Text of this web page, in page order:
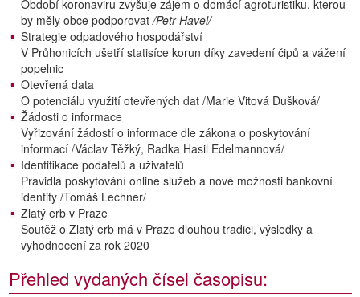
Období koronaviru zvyšuje zájem o domácí agroturistiku, kterou
by měly obce podporovat/Petr Havel/
Strategie odpadového hospodářství
V Průhonicích ušetří statisíce korun díky zavedení čipů a vážení
popelnic
Otevřená data
O potenciálu využití otevřených dat /Marie Vitová Dušková/
Žádosti o informace
Vyřizování žádostí o informace dle zákona o poskytování
informací /Václav Těžký, Radka Hasil Edelmannová/
Identifikace podatelů a uživatelů
Pravidla poskytování online služeb a nové možnosti bankovní
identity /Tomáš Lechner/
Zlatý erb v Praze
Soutěž o Zlatý erb má v Praze dlouhou tradici, výsledky a
vyhodnocení za rok 2020
Přehled vydaných čísel časopisu: